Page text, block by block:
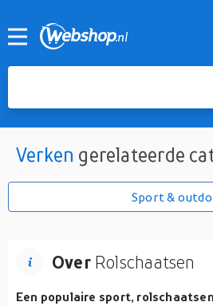
Verken gerelateerde
Sport &
OverRolschaatsen
Een populaire sport,